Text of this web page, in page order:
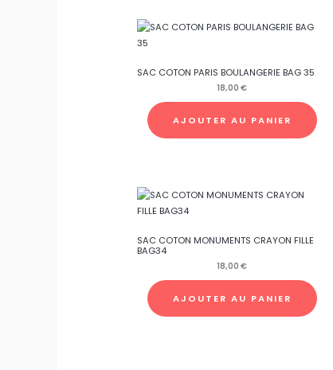
SAC COTON PARIS BOULANGERIE BAG 35
18,00€
AJOUTER AU PANIER
SAC COTON MONUMENTS CRAYON FILLE
BAG34
18,00€
AJOUTER AU PANIER